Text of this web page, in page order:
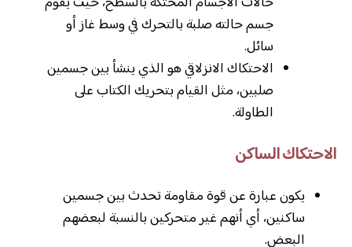
جسم حالته صلبة بالتحرك في وسط غاز أو
سائل.
الاحتكاك الانزلاقي هو الذي ينشأ بين جسمين
صلبين، مثل القيام بتحريك الكتاب على
الطاولة.
الاحتكاك الساكن
يكون عبارة عن قوة مقاومة تحدث بين جسمين
ساكنين، أي أنهم غير متحركين بالنسبة لبعضهم
البعض.